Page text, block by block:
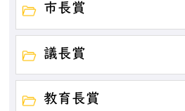
市長賞
議長賞
教育長賞